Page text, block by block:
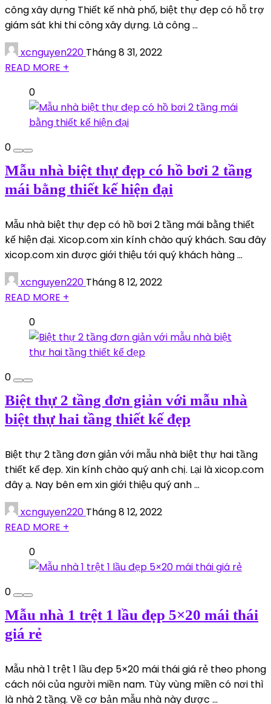
công xây dựng Thiết kế nhà phố, biệt thự đẹp có hỗ trợ
giám sát khi thi công xây dựng. Là công ...
xcnguyen220 Tháng 8 31, 2022
READ MORE +
0
0
Mẫu nhà biệt thự đẹp có hồ bơi 2 tầng
mái bằng thiết kế hiện đại
Mẫu nhà biệt thự đẹp có hồ bơi 2 tầng mái bằng thiết
kế hiện đại. Xicop.com xin kính chào quý khách. Sau đây
xicop.com xin được giới thiệu tới quý khách hàng ...
xcnguyen220 Tháng 8 12, 2022
READ MORE +
0
0
Biệt thự 2 tầng đơn giản với mẫu nhà
biệt thự hai tầng thiết kế đẹp
Biệt thự 2 tầng đơn giản với mẫu nhà biệt thự hai tầng
thiết kế đẹp. Xin kính chào quý anh chị. Lại là xicop.com
đây ạ. Nay bên em xin giới thiệu quý anh ...
xcnguyen220 Tháng 8 12, 2022
READ MORE +
0
0
Mẫu nhà 1 trệt 1 lầu đẹp 5×20 mái thái
giá rẻ
Mẫu nhà 1 trệt 1 lầu đẹp 5×20 mái thái giá rẻ theo phong
cách nói của người miền nam. Tùy vùng miền có nơi thì
là nhà 2 tầng. Về cơ bản mẫu nhà này được ...